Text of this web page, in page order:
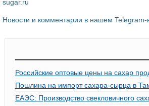
sugar.ru
Новости и комментарии в нашем Telegram-
Российские оптовые цены на сахар
Пошлина на импорт сахара-сырца в
ЕАЭС: Производство свекловичного